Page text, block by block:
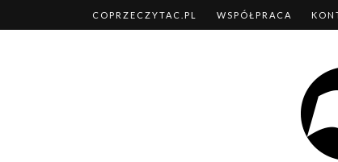
COPRZECZYTAC.PL WSPÓŁPRACA